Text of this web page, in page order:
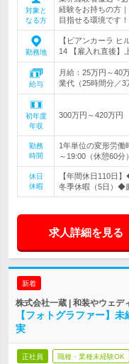
対象と
なる方
経験をお持ちの方
目指せる環境です！
勤務地
【ビアンカーラ
14 【雇入れ直後】
給与
月給：25万円～40
業代（25時間分／3
初年度
年収
300万円～420万円
勤務
時間
1年単位の変形労働
～19:00（休憩60
休日
休暇
【年間休日110日
冬季休暇（5日）◆
求人詳細を見る
新着
株式会社一蔵 | 和装やウェデ
【フォトグラファー】
実
正社員 職種・業種未経験OK